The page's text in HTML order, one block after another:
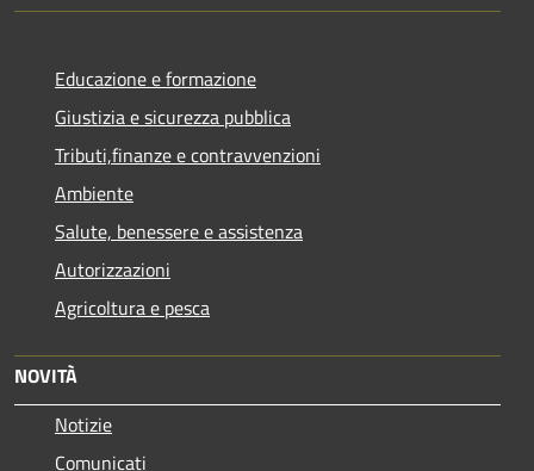
Educazione e formazione
Giustizia e sicurezza pubblica
Tributi,finanze e contravvenzioni
Ambiente
Salute, benessere e assistenza
Autorizzazioni
Agricoltura e pesca
NOVITÀ
Notizie
Comunicati